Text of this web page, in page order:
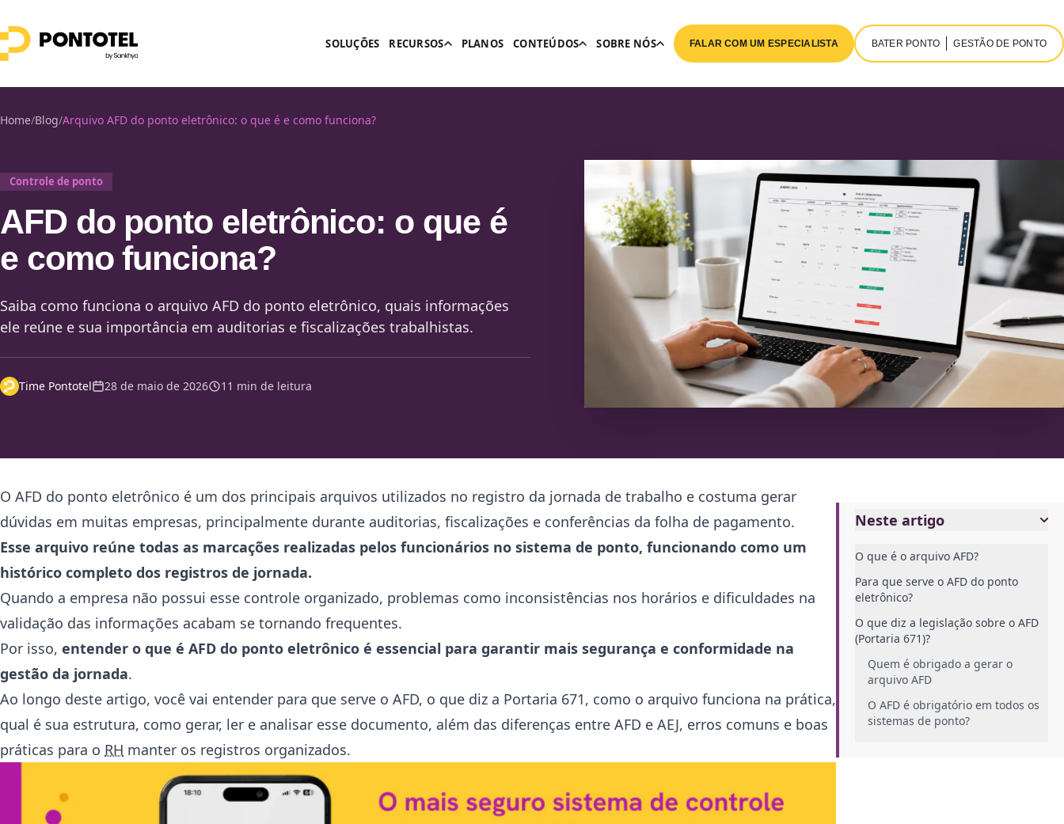
SOLUÇÕES RECURSOS PLANOS CONTEÚDOS SOBRE NÓS FALAR COM UM ESPECIALISTA BATER PONTO GESTÃO DE PONTO
Home/Blog/Arquivo AFD do ponto eletrônico: o que é e como funciona?
Controle de ponto
AFD do ponto eletrônico: o que é
e como funciona?
Saiba como funciona o arquivo AFD do ponto eletrônico, quais informações
ele reúne e sua importância em auditorias e fiscalizações trabalhistas.
Time Pontotel 28 de maio de 2026 11 min de leitura
Neste artigo
O que é o arquivo AFD?
Para que serve o AFD do ponto
eletrônico?
O que diz a legislação sobre o AFD
(Portaria 671)?
Quem é obrigado a gerar o
arquivo AFD
O AFD é obrigatório em todos os
sistemas de ponto?
O AFD do ponto eletrônico é um dos principais arquivos utilizados no registro da jornada de trabalho e costuma gerar
dúvidas em muitas empresas, principalmente durante auditorias, fiscalizações e conferências da folha de pagamento.
Esse arquivo reúne todas as marcações realizadas pelos funcionários no sistema de ponto, funcionando como um
histórico completo dos registros de jornada.
Quando a empresa não possui esse controle organizado, problemas como inconsistências nos horários e dificuldades na
validação das informações acabam se tornando frequentes.
Por isso, entender o que é AFD do ponto eletrônico é essencial para garantir mais segurança e conformidade na
gestão da jornada.
Ao longo deste artigo, você vai entender para que serve o AFD, o que diz a Portaria 671, como o arquivo funciona na prática,
qual é sua estrutura, como gerar, ler e analisar esse documento, além das diferenças entre AFD e AEJ, erros comuns e boas
práticas para o RH manter os registros organizados.